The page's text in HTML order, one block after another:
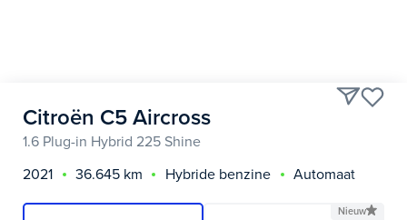
Citroën C5 Aircross
1.6 Plug-in Hybrid 225 Shine
2021
36.645 km Hybride benzine Automaat
Nieuw